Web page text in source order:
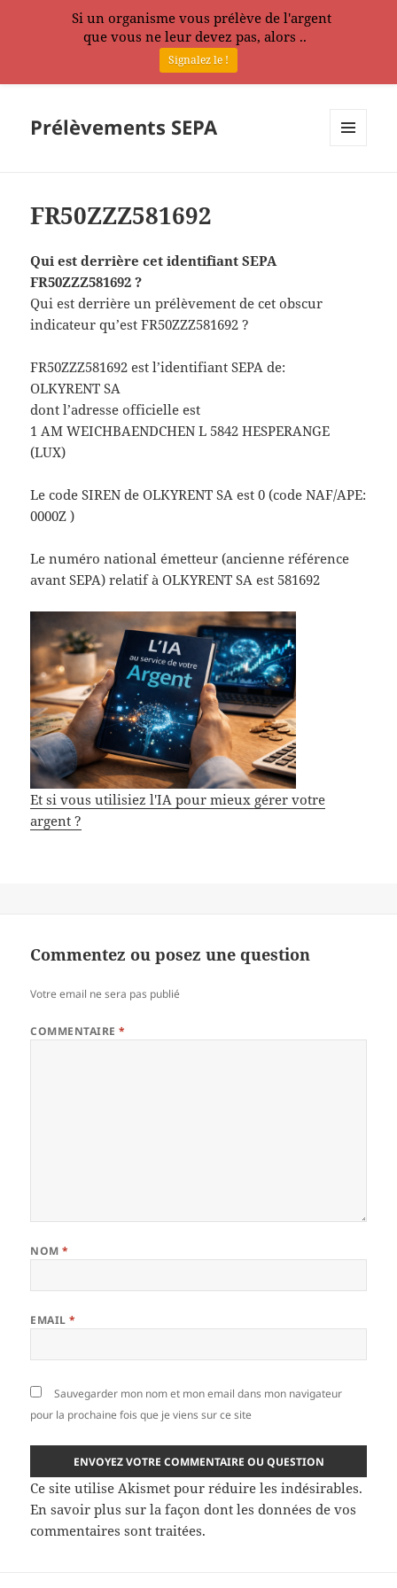
Prélèvements SEPA
FR50ZZZ581692
Qui est derrière cet identifiant SEPA
FR50ZZZ581692 ?
Qui est derrière un prélèvement de cet obscur
indicateur qu’est FR50ZZZ581692 ?
FR50ZZZ581692 est l’identifiant SEPA de:
OLKYRENT SA
dont l’adresse officielle est
1 AM WEICHBAENDCHEN L 5842 HESPERANGE
(LUX)
Le code SIREN de OLKYRENT SA est 0 (code NAF/APE:
0000Z )
Le numéro national émetteur (ancienne référence
avant SEPA) relatif à OLKYRENT SA est 581692
Et si vous utilisiez l'IA pour mieux gérer votre
argent ?
Commentez ou posez une question
Votre email ne sera pas publié
COMMENTAIRE*
NOM*
EMAIL*
Sauvegarder mon nom et mon email dans mon navigateur
pour la prochaine fois que je viens sur ce site
Ce site utilise Akismet pour réduire les indésirables.
En savoir plus sur la façon dont les données de vos
commentaires sont traitées.
Si un organisme vous prélève de l'argent
que vous ne leur devez pas, alors ..
Signalez le !